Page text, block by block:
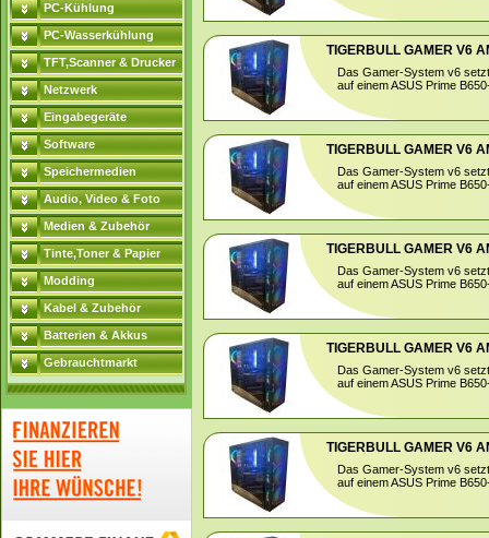
PC-Kühlung
PC-Wasserkühlung
TFT,Scanner & Drucker
Netzwerk
Eingabegeräte
Software
Speichermedien
Audio, Video & Foto
Medien & Zubehör
Tinte,Toner & Papier
Modding
Kabel & Zubehör
Batterien & Akkus
Gebrauchtmarkt
TIGERBULL GAMER V6
Das Gamer-System v6
auf einem ASUS Prime
TIGERBULL GAMER V6
Das Gamer-System v6
auf einem ASUS Prime
TIGERBULL GAMER V6
Das Gamer-System v6
auf einem ASUS Prime
TIGERBULL GAMER V6
Das Gamer-System v6
auf einem ASUS Prime
TIGERBULL GAMER V6
Das Gamer-System v6
auf einem ASUS Prime